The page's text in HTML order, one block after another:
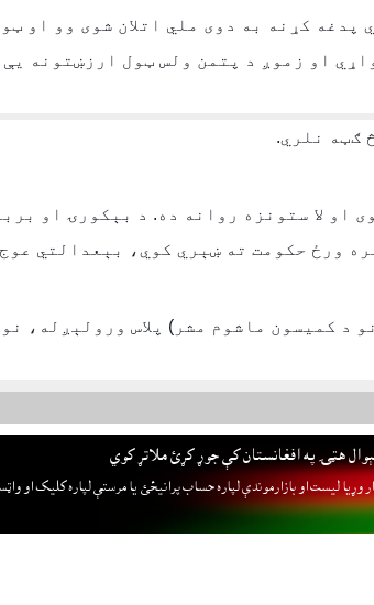
کړنه به دوى ملي اتلان شوى وو او
او زموږ د پتمن ولس ټول ارزښتونه
ګټه نلري.
افغانان شهيدان شوى او لا ستونزه روانه ده. د
ورځ حکومت ته ښېري کوي، بېعدالتي
د کميسون ماشوم مشر) پلاس ورولېږله،
هټۍ په افغانستان کې جوړ کړئ ملاتړ کوي
وړيا ليست او بازارموندې لپاره حساب پرانيځئ يا مرستې لپاره کليک او